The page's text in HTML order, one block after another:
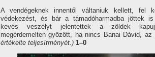
A vendégeknek innentől váltaniuk kellett, fel
védekezést, és bár a támadóharmadba jöttek
kevés veszélyt jelentettek a zöldek
megérdemelten győzött, ha nincs Banai Dávid,
értékelte teljesítményét.) 1–0